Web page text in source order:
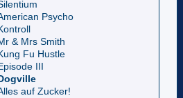
Psycho
& Mrs Smith
Fu Hustle
III
auf Zucker!